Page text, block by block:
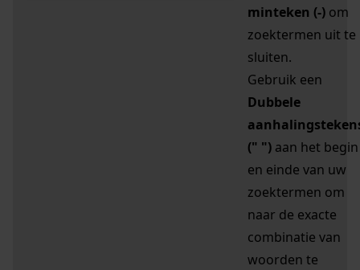
minteken (-) om
zoektermen uit te
sluiten.
Gebruik een
Dubbele
(" ") aan het begin
en einde van uw
zoektermen om
naar de exacte
combinatie van
woorden te